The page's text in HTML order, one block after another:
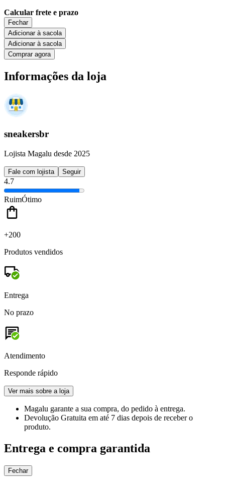
Calcular frete e prazo
Fechar
Adicionar à sacola
Adicionar à sacola
Comprar agora
Informações da loja
sneakersbr
Lojista Magalu desde 2025
Fale com lojista Seguir
4.7
RuimÓtimo
+200
Produtos vendidos
Entrega
No prazo
Atendimento
Responde rápido
Ver mais sobre a loja
Magalu garante a sua compra, do pedido à entrega.
Devolução Gratuita em até 7 dias depois de receber o
produto.
Entrega e compra garantida
Fechar